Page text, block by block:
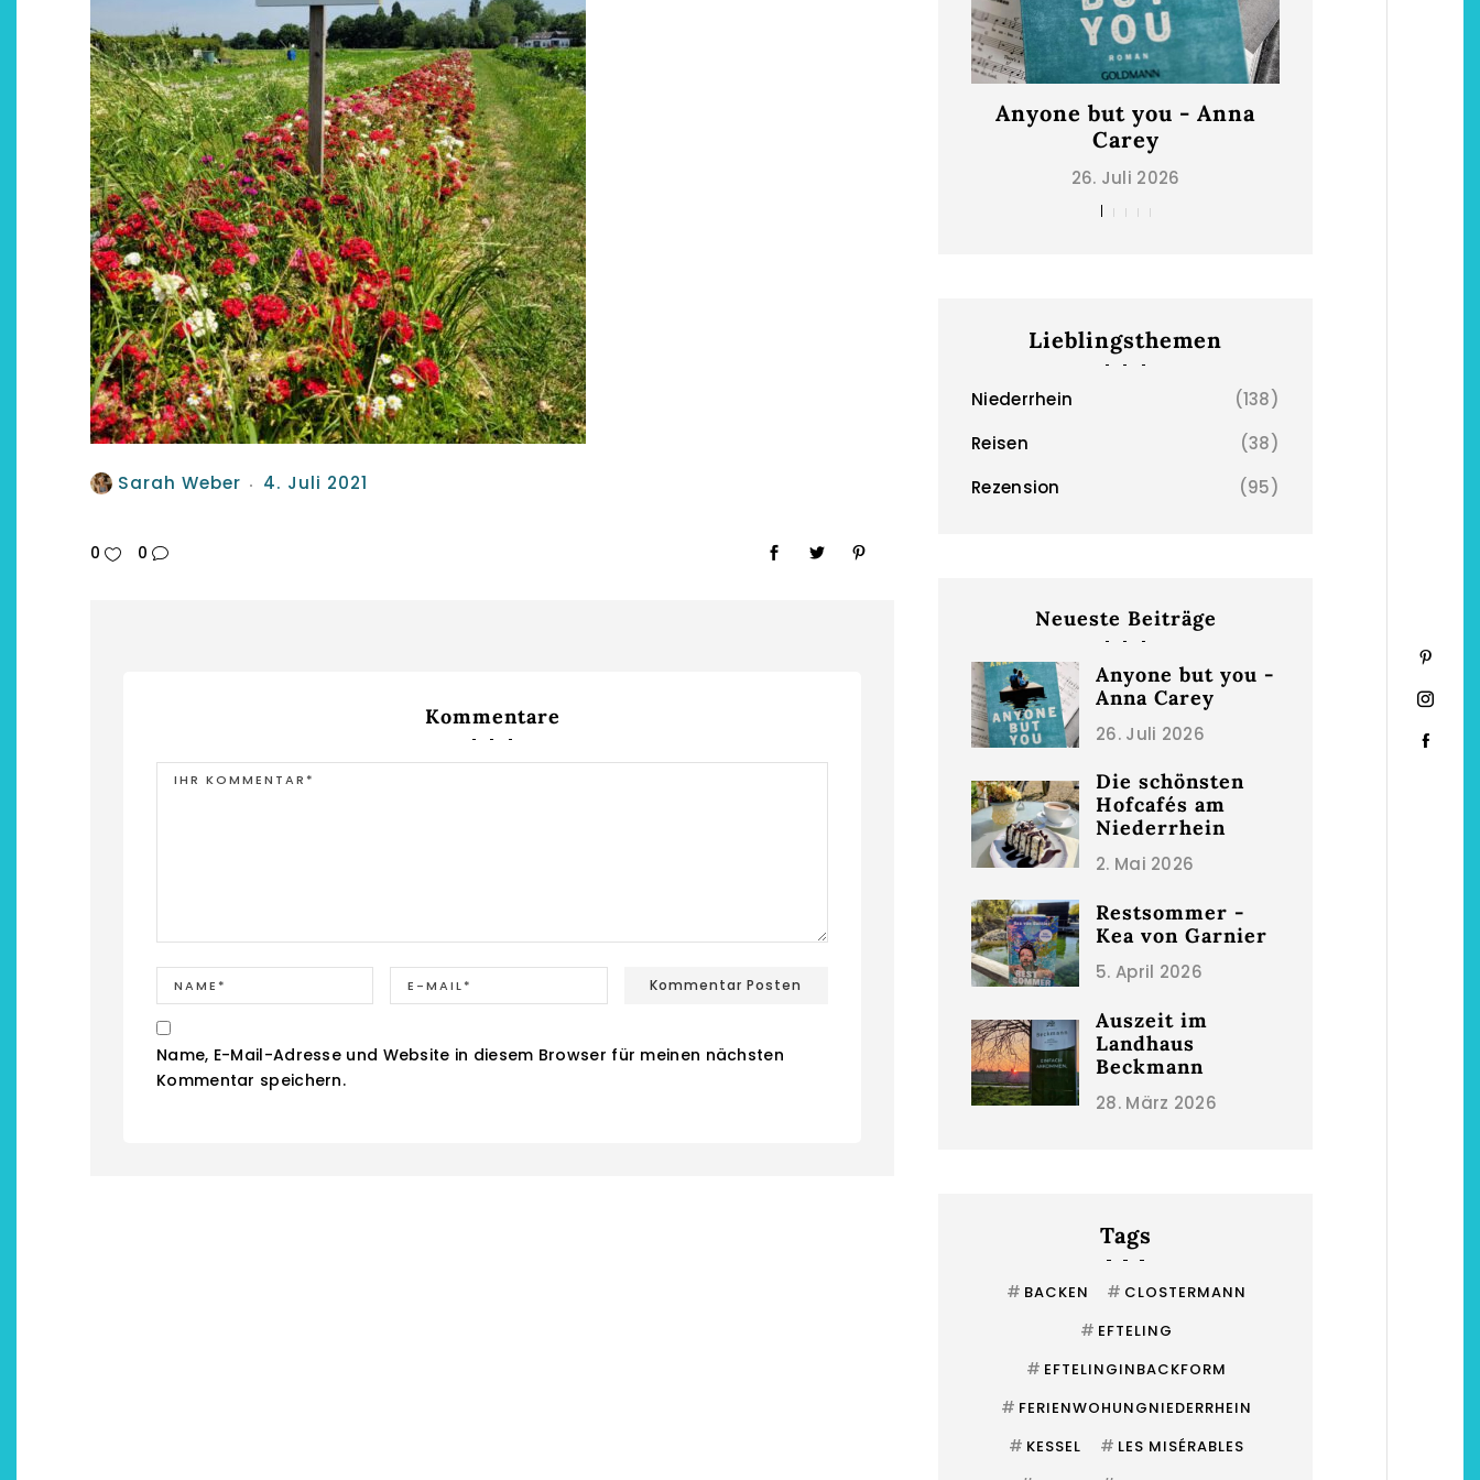
Die schönsten Hofcafés am
Niederrhein
2. Mai 2026
Anyone but you - Anna
Carey
26. Juli 2026
Lieblingsthemen
Niederrhein
(138)
Reisen
(38)
Rezension
(95)
Neueste Beiträge
Anyone but you -
Anna Carey
26. Juli 2026
Die schönsten
Hofcafés am
Niederrhein
2. Mai 2026
Restsommer -
Kea von Garnier
5. April 2026
Auszeit im
Landhaus
Beckmann
28. März 2026
Tags
# BACKEN # CLOSTERMANN
# EFTELING
# EFTELINGINBACKFORM
# FERIENWOHUNGNIEDERRHEIN
# KESSEL # LES MISÉRABLES
Sarah Weber 4. Juli 2021
0 0
Kommentare
Name, E-Mail-Adresse und Website in diesem Browser für meinen nächsten
Kommentar speichern.